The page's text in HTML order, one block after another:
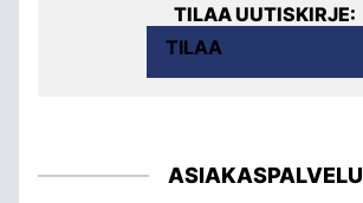
TILAA UUTISKIRJE:
TILAA
ASIAKASPALVELU